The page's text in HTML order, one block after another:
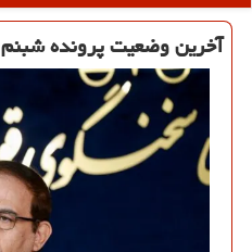
آخرین وضعیت پرونده